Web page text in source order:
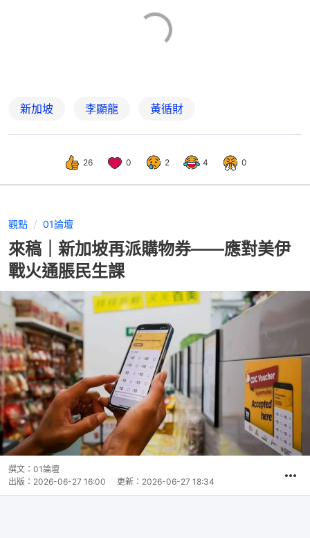
新加坡 李顯龍 黃循財
26 0 2 4 0
觀點 01論壇
來稿｜新加坡再派購物券——應對美伊
戰火通脹民生課
撰文： 01論壇
出版： 2026-06-27 16:00 更新： 2026-06-27 18:34